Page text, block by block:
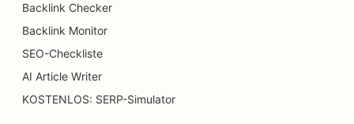
SEO für Buffet-Restaurants
SEO für Cafés
SEO für Konditoreien
Backlink Checker
Backlink Monitor
SEO-Checkliste
AI Article Writer
KOSTENLOS: SERP-Simulator